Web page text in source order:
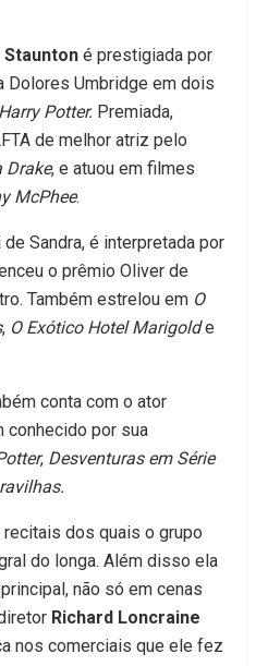
Staunton é prestigiada por
Dolores Umbridge em dois
Harry Potter. Premiada,
de melhor atriz pelo
Drake, e atuou em filmes
McPhee.
Sandra, é interpretada por
o prêmio Oliver de
Também estrelou em O
, O Exótico Hotel Marigolde
conta com o ator
conhecido por sua
, Desventuras em Série
dos quais o grupo
do longa. Além disso ela
não só em cenas
Richard Loncraine
nos comerciais que ele fez